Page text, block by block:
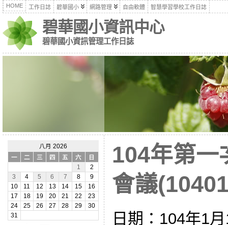
HOME 工作日誌 碧華國小 網路管理 自由軟體 智慧學習學校工作日誌
碧華國小資訊中心
碧華國小資訊管理工作日誌
八月 2026
一
二 三 四 五 六
日
1
2
3
4 5 6 7 8
9
10
11 12 13 14 15
16
17
18 19 20 21 22
23
24
25 26 27 28 29
30
31
104年第一
會議
日期：104年1